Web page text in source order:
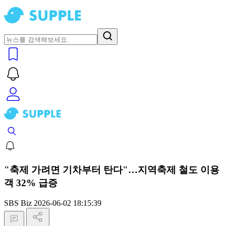
"축제 가려면 기차부터 탄다"…지역축제 철도 이용
객 32% 급증
SBS Biz 2026-06-02 18:15:39